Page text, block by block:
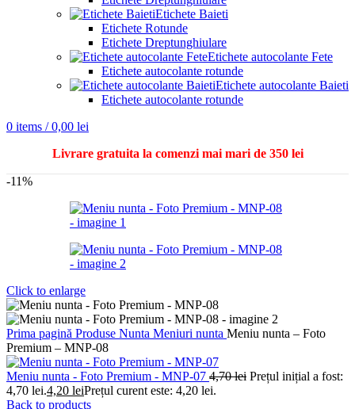
Etichete Baieti
Etichete Rotunde
Etichete Dreptunghiulare
Etichete autocolante Fete
Etichete autocolante rotunde
Etichete autocolante Baieti
Etichete autocolante rotunde
0 items / 0,00 lei
Livrare gratuita la comenzi mai mari de 350 lei
-11%
Click to enlarge
Prima pagină Produse Nunta Meniuri nunta Meniu nunta – Foto
Premium – MNP-08
Meniu nunta - Foto Premium - MNP-07 4,70lei Prețul inițial a fost:
4,70 lei.4,20 leiPrețul curent este: 4,20 lei.
Back to products